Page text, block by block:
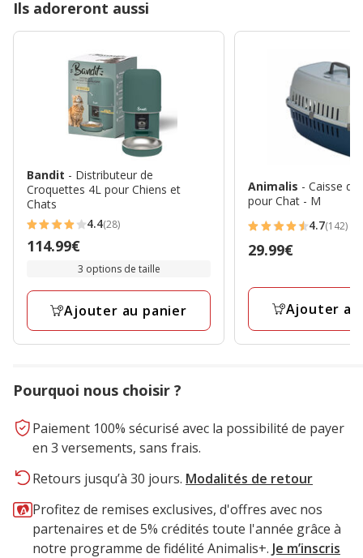
Ils adoreront aussi
Bandit - Distributeur de
Croquettes 4L pour Chiens et
Chats
4.4
étoiles
28
4.4(28)
Prix
114.99€
3 options de taille
Ajouter au panier
Animalis - Caisse
pour Chat - M
4.7
étoiles
142
4.7(142)
Prix
29.99€
Ajouter
Pourquoi nous choisir ?
Paiement 100% sécurisé avec la possibilité de payer
en 3 versements, sans frais.
Retours jusqu’à 30 jours. Modalités de retour
Profitez de remises exclusives, d'offres avec nos
partenaires et de 5% crédités toute l'année grâce à
notre programme de fidélité Animalis+. Je m’inscris